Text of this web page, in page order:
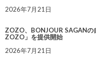
2026年7月21日
ZOZO、BONJOUR SAGAN
ZOZO」を提供開始
2026年7月21日